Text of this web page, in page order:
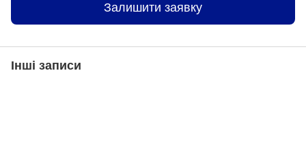
Залишити заявку
Інші записи